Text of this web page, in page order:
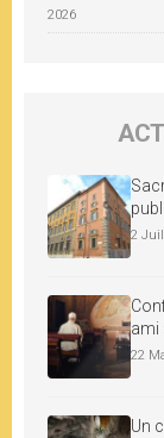
2026
2
ami
22
Un